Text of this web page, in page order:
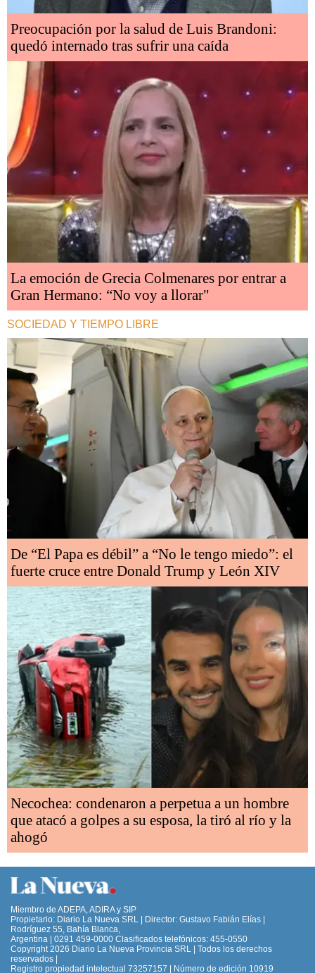
Preocupación por la salud de Luis Brandoni:
quedó internado tras sufrir una caída
La emoción de Grecia Colmenares por entrar a
Gran Hermano: “No voy a llorar"
SOCIEDAD Y TIEMPO LIBRE
De “El Papa es débil” a “No le tengo miedo”: el
fuerte cruce entre Donald Trump y León XIV
Necochea: condenaron a perpetua a un hombre
que atacó a golpes a su esposa, la tiró al río y la
ahogó
Miembro de ADEPA, ADIRA y SIP
Propietario: Diario La Nueva SRL | Director: Gustavo Fabián Elías |
Rodríguez 55, Bahía Blanca,
Argentina | 0291 459-0000 Clasificados telefónicos: 455-0550
Copyright 2026 Diario La Nueva Provincia SRL | Todos los derechos
reservados |
Registro propiedad intelectual 73257157 | Número de edición 10919